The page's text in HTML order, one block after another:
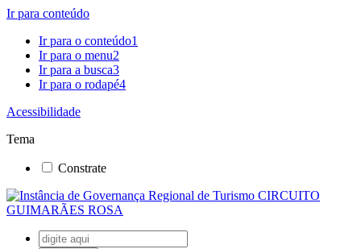
Ir para conteúdo
Ir para o conteúdo1
Ir para o menu2
Ir para a busca3
Ir para o rodapé4
Acessibilidade
Tema
Constrate